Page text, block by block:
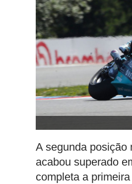
A segunda posição
acabou superado
completa a